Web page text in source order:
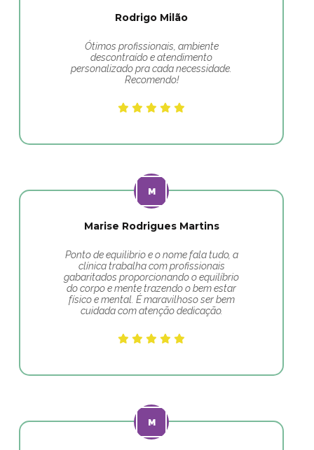
Rodrigo Milão
Ótimos profissionais, ambiente
descontraído e atendimento
personalizado pra cada necessidade.
Recomendo!
Marise Rodrigues Martins
Ponto de equilibrio e o nome fala tudo, a
clínica trabalha com profissionais
gabaritados proporcionando o equilíbrio
do corpo e mente trazendo o bem estar
físico e mental. É maravilhoso ser bem
cuidada com atenção dedicação.